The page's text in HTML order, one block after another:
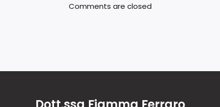
Comments are closed